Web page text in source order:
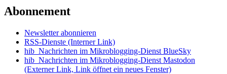
Abonnement
Newsletter abonnieren
RSS-Dienste (Interner Link)
hib_Nachrichten im Mikroblogging-Dienst BlueSky
hib_Nachrichten im Mikroblogging-Dienst Mastodon
(Externer Link, Link öffnet ein neues Fenster)